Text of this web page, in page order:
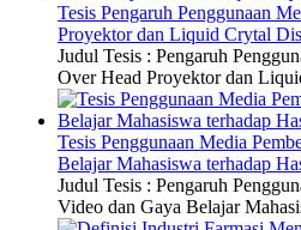
Tesis Pengaruh Penggunaan
Proyektor dan Liquid Crytal
Judul Tesis : Pengaruh
Over Head Proyektor dan
Tesis Penggunaan Media
Belajar Mahasiswa terhadap
Judul Tesis : Pengaruh
Video dan Gaya Belajar